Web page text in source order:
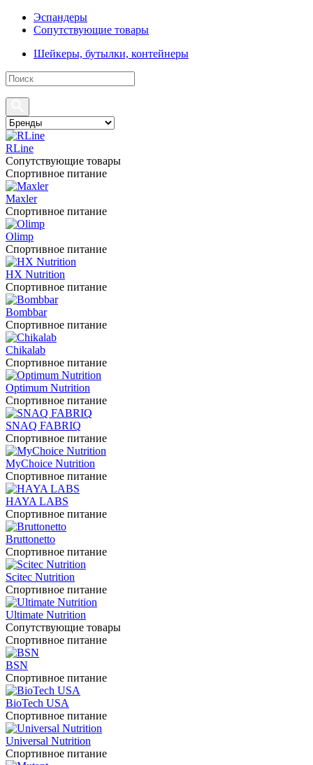
Эспандеры
Сопутствующие товары
Шейкеры, бутылки, контейнеры
RLine
Сопутствующие товары
Спортивное питание
Maxler
Спортивное питание
Olimp
Спортивное питание
HX Nutrition
Спортивное питание
Bombbar
Спортивное питание
Chikalab
Спортивное питание
Optimum Nutrition
Спортивное питание
SNAQ FABRIQ
Спортивное питание
MyChoice Nutrition
Спортивное питание
HAYA LABS
Спортивное питание
Bruttonetto
Спортивное питание
Scitec Nutrition
Спортивное питание
Ultimate Nutrition
Сопутствующие товары
Спортивное питание
BSN
Спортивное питание
BioTech USA
Спортивное питание
Universal Nutrition
Спортивное питание